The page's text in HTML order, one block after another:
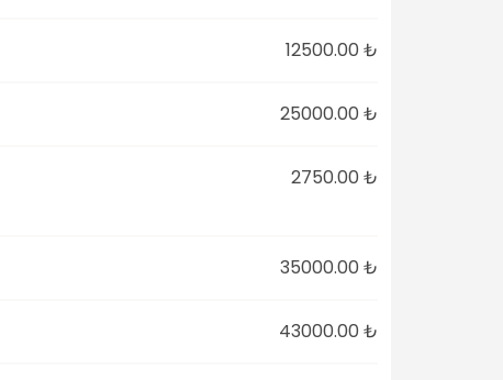
12500.00 ₺
25000.00 ₺
2750.00 ₺
35000.00 ₺
43000.00 ₺